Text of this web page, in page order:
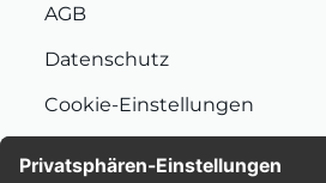
AGB
Datenschutz
Cookie-Einstellungen